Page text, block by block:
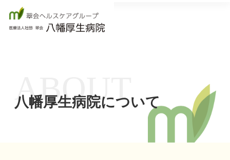
ABOUT
八幡厚生病院について